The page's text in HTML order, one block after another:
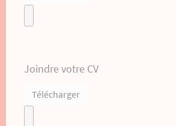
Joindre votre CV
Télécharger